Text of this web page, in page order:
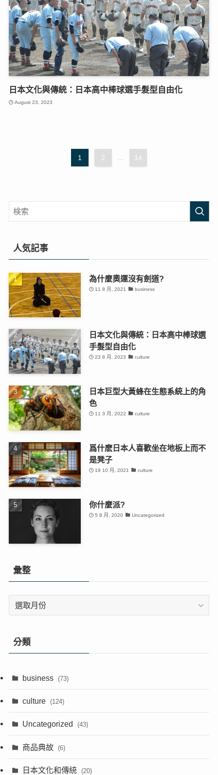
日本文化與傳統：日本高中棒球選手髮型自由化
August 23, 2023
1 2 ... 14
人気記事
為什麼奧運沒有劍道?
11 8 月, 2021 business
日本文化與傳統：日本高中棒球選
手髮型自由化
23 8 月, 2023 culture
日本巨型大黃蜂在生態系統上的角
色
11 3 月, 2022 culture
爲什麽日本人喜歡坐在地板上而不
是凳子
19 10 月, 2021 culture
你什麼派?
5 8 月, 2020 Uncategorized
彙整
彙
分類
business (73)
culture (124)
Uncategorized (43)
商品典故 (6)
日本文化和傳統 (20)